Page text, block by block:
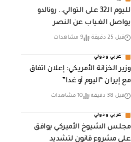
لليوم الـ32 على التوالي.. رونالدو
يواصل الغياب عن النصر
قبل 25 دقيقة 9 مشاهدات
عربي ودولي
وزير الخزانة الأمريكي: إعلان اتفاق
مع إيران “اليوم أو غدا”
قبل 38 دقيقة 10 مشاهدات
عربي ودولي
مجلس الشيوخ الأميركي يوافق
على مشروع قانون لتشديد